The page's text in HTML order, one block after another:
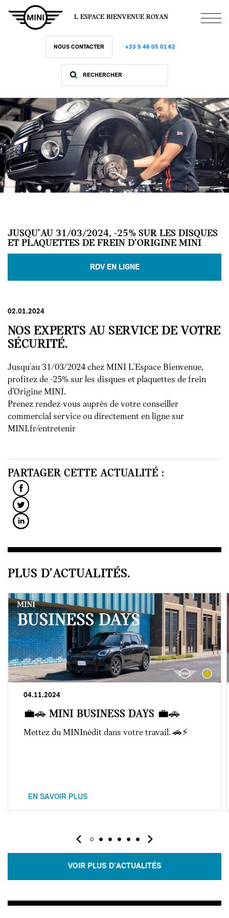
contenu
L ESPACE BIENVENUE ROYAN
NOUS CONTACTER +33 5 46 05 01 62
JUSQU'AU 31/03/2024, -25% SUR LES DISQUES
ET PLAQUETTES DE FREIN D’ORIGINE MINI
RDV EN LIGNE
02.01.2024
NOS EXPERTS AU SERVICE DE VOTRE
SÉCURITÉ.
Jusqu'au 31/03/2024 chez MINI L'Espace Bienvenue,
profitez de -25% sur les disques et plaquettes de frein
d’Origine MINI.
Prenez rendez-vous auprès de votre conseiller
commercial service ou directement en ligne sur
MINI.fr/entretenir
PARTAGER CETTE ACTUALITÉ :
PLUS D'ACTUALITÉS.
04.11.2024
💼🚗 MINI BUSINESS DAYS 💼🚗
Mettez du MINInédit dans votre travail. 🚗⚡
EN SAVOIR PLUS
VOIR PLUS D'ACTUALITÉS